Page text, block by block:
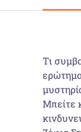
Tι
Μπείτε